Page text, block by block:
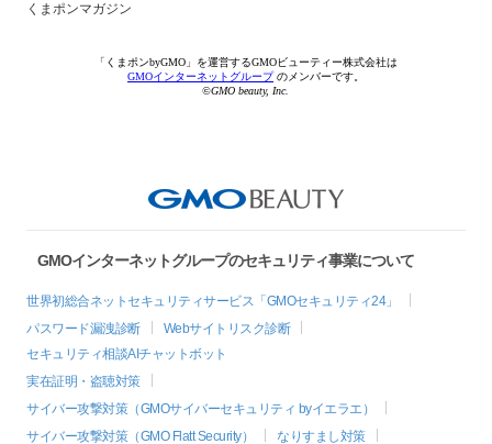
くまポンマガジン
「くまポンbyGMO」を運営するGMOビューティー株式会社は
GMOインターネットグループのメンバーです。
©GMO beauty, Inc.
GMOインターネットグループのセキュリティ事業について
世界初総合ネットセキュリティサービス「GMOセキュリティ24」
パスワード漏洩診断
Webサイトリスク診断
セキュリティ相談AIチャットボット
実在証明・盗聴対策
サイバー攻撃対策（GMOサイバーセキュリティ byイエラエ）
サイバー攻撃対策（GMO Flatt Security）
なりすまし対策